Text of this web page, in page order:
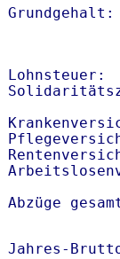
Abzüge